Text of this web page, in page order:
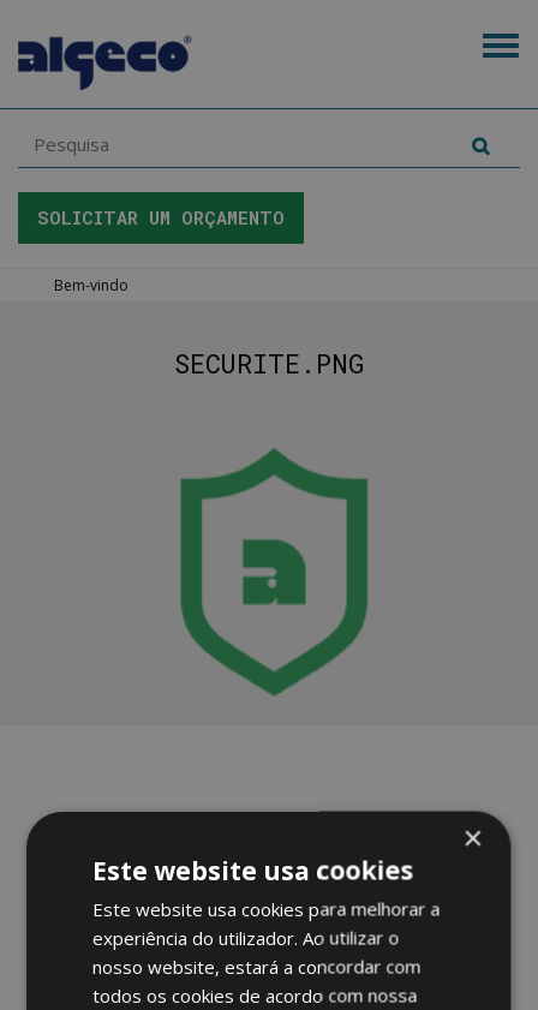
main
SOLICITAR UM ORÇAMENTO
You
Bem-vindo
SECURITE.PNG
SERVIÇOS 360°
CONFORTO EESTÉTICA
×
Este website usa cookies
Este website usa cookies para melhorar a
experiência do utilizador. Ao utilizar o
nosso website, estará a concordar com
todos os cookies de acordo com nossa